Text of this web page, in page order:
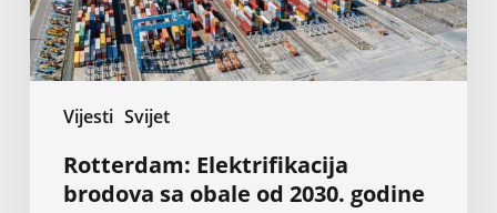
Vijesti Svijet
Rotterdam: Elektrifikacija
brodova sa obale od 2030. godine